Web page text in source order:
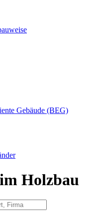
Gebäude (BEG)
Holzbau